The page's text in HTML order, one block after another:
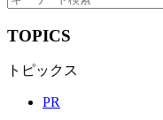
TOPICS
トピックス
PR